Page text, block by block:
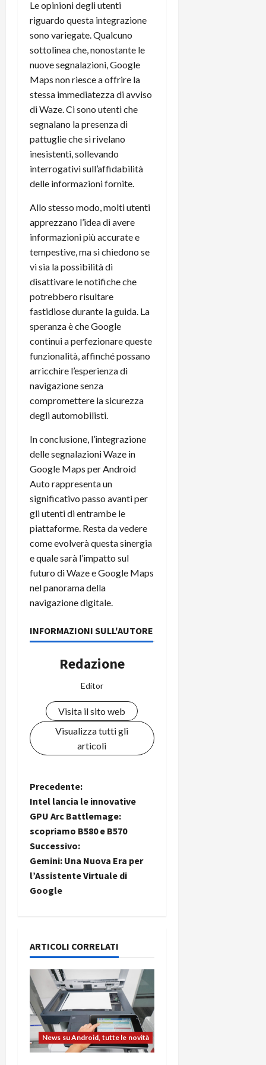
Le opinioni degli utenti
riguardo questa integrazione
sono variegate. Qualcuno
sottolinea che, nonostante le
nuove segnalazioni, Google
Maps non riesce a offrire la
stessa immediatezza di avviso
di Waze. Ci sono utenti che
segnalano la presenza di
pattuglie che si rivelano
inesistenti, sollevando
interrogativi sull’affidabilità
delle informazioni fornite.
Allo stesso modo, molti utenti
apprezzano l’idea di avere
informazioni più accurate e
tempestive, ma si chiedono se
vi sia la possibilità di
disattivare le notifiche che
potrebbero risultare
fastidiose durante la guida. La
speranza è che Google
continui a perfezionare queste
funzionalità, affinché possano
arricchire l’esperienza di
navigazione senza
compromettere la sicurezza
degli automobilisti.
In conclusione, l’integrazione
delle segnalazioni Waze in
Google Maps per Android
Auto rappresenta un
significativo passo avanti per
gli utenti di entrambe le
piattaforme. Resta da vedere
come evolverà questa sinergia
e quale sarà l’impatto sul
futuro di Waze e Google Maps
nel panorama della
navigazione digitale.
INFORMAZIONI SULL'AUTORE
Redazione
Editor
Visita il sito web
Visualizza tutti gli
articoli
N
a
v
i
g
z
i
o
n
e
Precedente:
Intel lancia le innovative
GPU Arc Battlemage:
scopriamo B580 e B570
Successivo:
Gemini: Una Nuova Era per
l’Assistente Virtuale di
Google
ARTICOLI CORRELATI
News su Android, tutte le novità